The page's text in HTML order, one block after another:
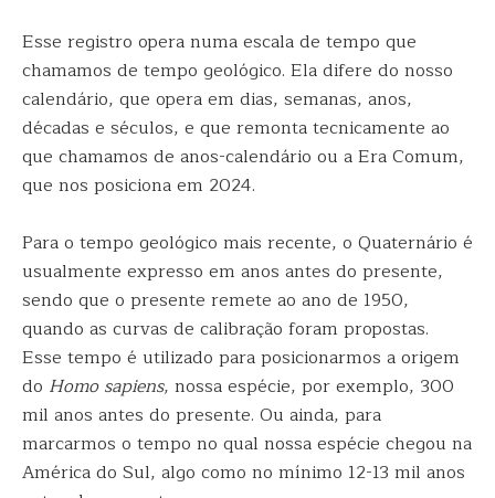
Esse registro opera numa escala de tempo que
chamamos de tempo geológico. Ela difere do nosso
calendário, que opera em dias, semanas, anos,
décadas e séculos, e que remonta tecnicamente ao
que chamamos de anos-calendário ou a Era Comum,
que nos posiciona em 2024.
Para o tempo geológico mais recente, o Quaternário é
usualmente expresso em anos antes do presente,
sendo que o presente remete ao ano de 1950,
quando as curvas de calibração foram propostas.
Esse tempo é utilizado para posicionarmos a origem
do Homo sapiens, nossa espécie, por exemplo, 300
mil anos antes do presente. Ou ainda, para
marcarmos o tempo no qual nossa espécie chegou na
América do Sul, algo como no mínimo 12-13 mil anos